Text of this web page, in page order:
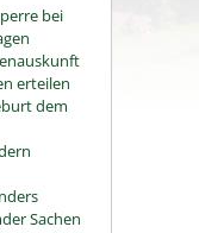
bei
erteilen
dem
Sachen